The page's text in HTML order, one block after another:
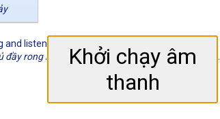
listened to the babbling brook.
rong rêu và lắng nghe tiếng suối chảy róc rách.
Khởi chạy âm
thanh